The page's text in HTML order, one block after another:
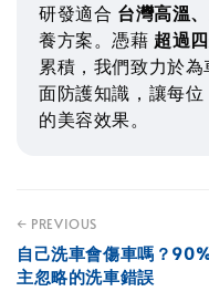
研發適合 台灣高溫
養方案。憑藉 超過
累積，我們致力於
面防護知識，讓每
的美容效果。
← PREVIOUS
自己洗車會傷車嗎？
主忽略的洗車錯誤